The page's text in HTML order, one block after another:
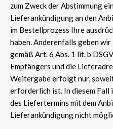
zum Zweck der Abstimmung
Lieferankündigung an den
im Bestellprozess Ihre
haben. Anderenfalls geben
gemäß Art. 6 Abs. 1 lit. b
Empfängers und die
Weitergabe erfolgt nur,
erforderlich ist. In diesem Fall
des Liefertermins mit dem
Lieferankündigung nicht